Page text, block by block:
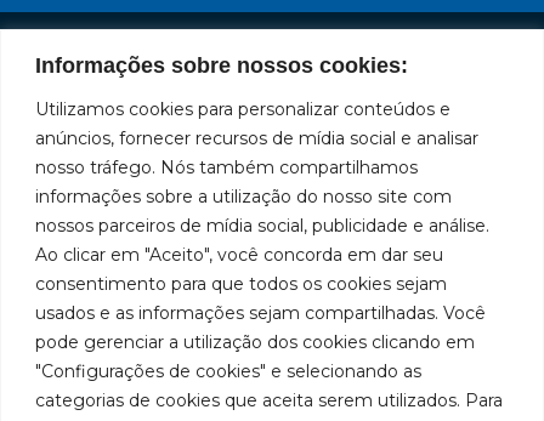
Informações sobre nossos cookies:
Utilizamos cookies para personalizar conteúdos e
anúncios, fornecer recursos de mídia social e analisar
nosso tráfego. Nós também compartilhamos
informações sobre a utilização do nosso site com
nossos parceiros de mídia social, publicidade e análise.
Ao clicar em "Aceito", você concorda em dar seu
consentimento para que todos os cookies sejam
usados e as informações sejam compartilhadas. Você
pode gerenciar a utilização dos cookies clicando em
"Configurações de cookies" e selecionando as
categorias de cookies que aceita serem utilizados. Para
brand
in
the
manufacture
of
lubrication
and
supply
equipment
South
America.
Policies
Cookies
Policies
Bozza
Institucional
Bozza
Authorized
Service
Centers
Become a
Representative
Work With Us
Rua
Tiradentes,
Anita
Franchini,
50/96
Neighborhood:
Santa
Terezinha
São Bernardo
SP
CEP: 09780-
Networks
Facebook
Youtube